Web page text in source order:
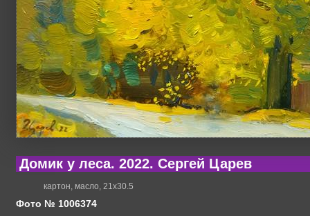
Домик у леса. 2022. Сергей Царев
картон, масло, 21х30.5
Фото № 1006374